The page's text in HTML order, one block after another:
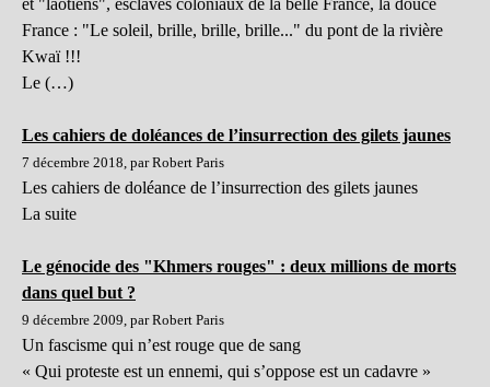
et "laotiens", esclaves coloniaux de la belle France, la douce
France : "Le soleil, brille, brille, brille..." du pont de la rivière
Kwaï !!!
Le (…)
Les cahiers de doléances de l’insurrection des gilets jaunes
7 décembre 2018, par Robert Paris
Les cahiers de doléance de l’insurrection des gilets jaunes
La suite
Le génocide des "Khmers rouges" : deux millions de morts
dans quel but ?
9 décembre 2009, par Robert Paris
Un fascisme qui n’est rouge que de sang
« Qui proteste est un ennemi, qui s’oppose est un cadavre »